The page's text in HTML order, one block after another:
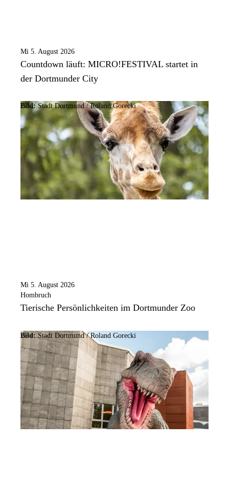
Mi 5. August 2026
Countdown läuft: MICRO!FESTIVAL startet in
der Dortmunder City
Bild:Stadt Dortmund / Roland Gorecki
Mi 5. August 2026
Hombruch
Tierische Persönlichkeiten im Dortmunder Zoo
Bild:Stadt Dortmund / Roland Gorecki